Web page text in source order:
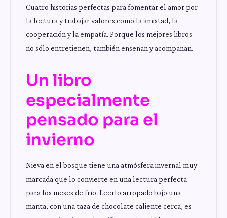
Cuatro historias perfectas para fomentar el amor por
la lectura y trabajar valores como la amistad, la
cooperación y la empatía. Porque los mejores libros
no sólo entretienen, también enseñan y acompañan.
Un libro
especialmente
pensado para el
invierno
Nieva en el bosque tiene una atmósfera invernal muy
marcada que lo convierte en una lectura perfecta
para los meses de frío. Leerlo arropado bajo una
manta, con una taza de chocolate caliente cerca, es